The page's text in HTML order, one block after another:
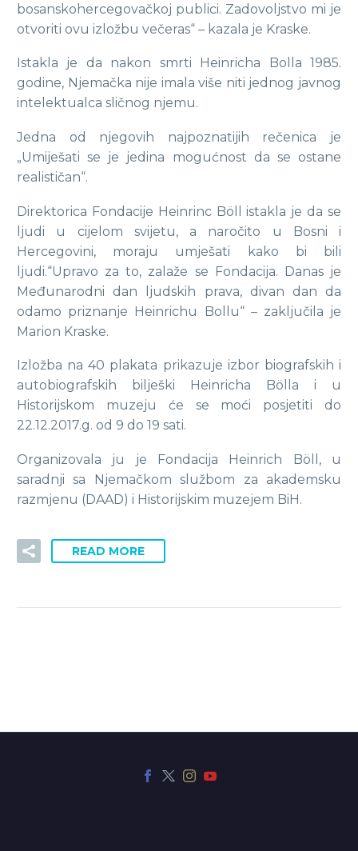
bosanskohercegovačkoj publici. Zadovoljstvo mi je
otvoriti ovu izložbu večeras“ – kazala je Kraske.
Istakla je da nakon smrti Heinricha Bolla 1985.
godine, Njemačka nije imala više niti jednog javnog
intelektualca sličnog njemu.
Jedna od njegovih najpoznatijih rečenica je
„Umiješati se je jedina mogućnost da se ostane
realističan“.
Direktorica Fondacije Heinrinc Böll istakla je da se
ljudi u cijelom svijetu, a naročito u Bosni i
Hercegovini, moraju umješati kako bi bili
ljudi.“Upravo za to, zalaže se Fondacija. Danas je
Međunarodni dan ljudskih prava, divan dan da
odamo priznanje Heinrichu Bollu“ – zaključila je
Marion Kraske.
Izložba na 40 plakata prikazuje izbor biografskih i
autobiografskih bilješki Heinricha Bölla i u
Historijskom muzeju će se moći posjetiti do
22.12.2017.g. od 9 do 19 sati.
Organizovala ju je Fondacija Heinrich Böll, u
saradnji sa Njemačkom službom za akademsku
razmjenu (DAAD) i Historijskim muzejem BiH.
READ MORE